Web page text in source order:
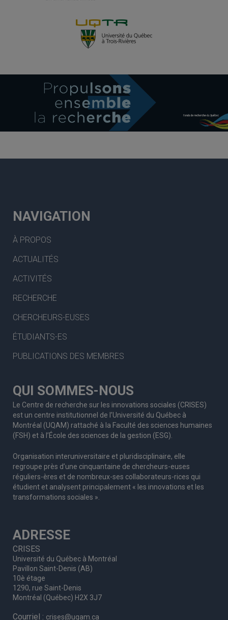
NAVIGATION
À PROPOS
ACTUALITÉS
ACTIVITÉS
RECHERCHE
CHERCHEURS-EUSES
ÉTUDIANTS-ES
PUBLICATIONS DES MEMBRES
QUI SOMMES-NOUS
Le Centre de recherche sur les innovations sociales (CRISES)
est un centre institutionnel de l’Université du Québec à
Montréal (UQAM) rattaché à la Faculté des sciences humaines
(FSH) et à l’École des sciences de la gestion (ESG).
Organisation interuniversitaire et pluridisciplinaire, elle
regroupe près d’une cinquantaine de chercheurs-euses
réguliers-ères et de nombreux-ses collaborateurs-rices qui
étudient et analysent principalement « les innovations et les
transformations sociales ».
ADRESSE
CRISES
Université du Québec à Montréal
Pavillon Saint-Denis (AB)
10è étage
1290, rue Saint-Denis
Montréal (Québec) H2X 3J7
Courriel : crises@uqam.ca